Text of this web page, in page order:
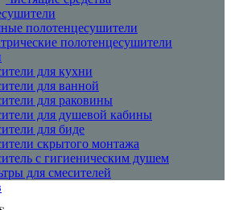
полотенцесушители
полотенцесушители
для кухни
для ванной
для раковины
для душевой кабины
для биде
скрытого монтажа
с гигиеническим душем
для смесителей